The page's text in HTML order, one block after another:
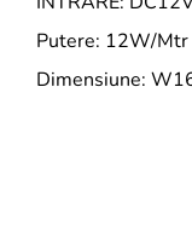
Putere: 12W/Mtr
Dimensiune: